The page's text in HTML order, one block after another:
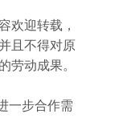
欢迎转载，
且不得对原
劳动成果。
一步合作需